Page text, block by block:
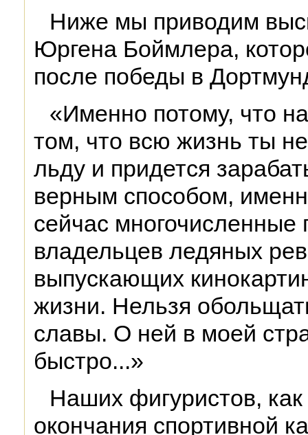
Ниже мы приводим
Юргена Боймлера,
после победы в
«Именно потому, что
том, что всю жизнь ты
льду и придется
верным способом,
сейчас
владельцев ледяных
выпускающих
жизни. Нельзя
славы. О ней в моей
быстро...»
Наших фигуристов, как
окончания спортивной